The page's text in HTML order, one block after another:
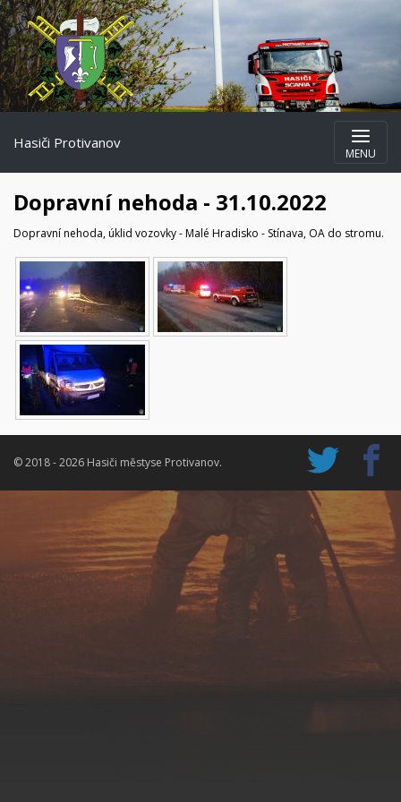
Hasiči Protivanov
MENU
Dopravní nehoda - 31.10.2022
Dopravní nehoda, úklid vozovky - Malé Hradisko - Stínava, OA do stromu.
© 2018 - 2026 Hasiči městyse Protivanov.